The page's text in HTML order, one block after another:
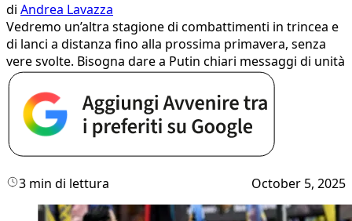
di Andrea Lavazza
Vedremo un’altra stagione di combattimenti in trincea e
di lanci a distanza fino alla prossima primavera, senza
vere svolte. Bisogna dare a Putin chiari messaggi di unità
3 min di lettura October 5, 2025